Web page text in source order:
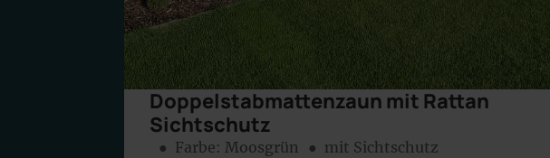
Doppelstabmattenzaun mit Rattan
Sichtschutz
● Farbe: Moosgrün
● mit Sichtschutz